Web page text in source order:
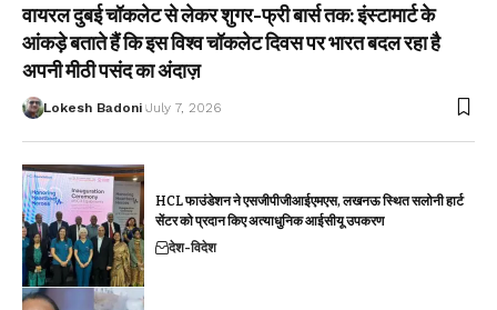
वायरल दुबई चॉकलेट से लेकर शुगर-फ्री बार्स तक: इंस्टामार्ट के
आंकड़े बताते हैं कि इस विश्व चॉकलेट दिवस पर भारत बदल रहा है
अपनी मीठी पसंद का अंदाज़
Lokesh Badoni July 7, 2026
HCL फाउंडेशन ने एसजीपीजीआईएमएस, लखनऊ स्थित सलोनी हार्ट
सेंटर को प्रदान किए अत्याधुनिक आईसीयू उपकरण
देश-विदेश